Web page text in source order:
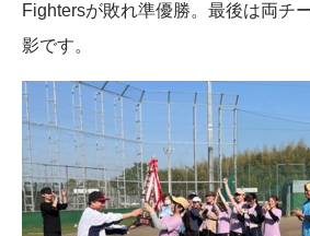
Fightersが敗れ準優勝。最後は両チ
影です。